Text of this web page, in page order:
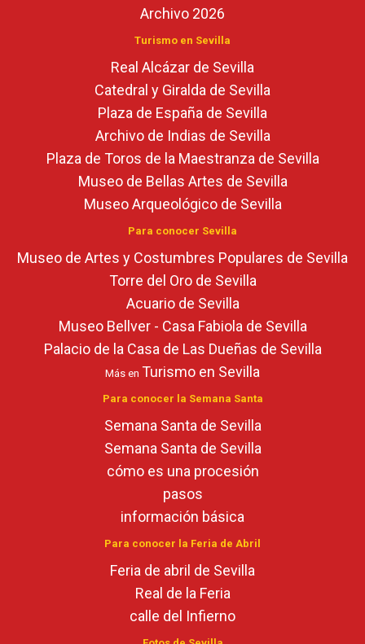
Archivo 2026
Turismo en Sevilla
Real Alcázar de Sevilla
Catedral y Giralda de Sevilla
Plaza de España de Sevilla
Archivo de Indias de Sevilla
Plaza de Toros de la Maestranza de Sevilla
Museo de Bellas Artes de Sevilla
Museo Arqueológico de Sevilla
Para conocer Sevilla
Museo de Artes y Costumbres Populares de Sevilla
Torre del Oro de Sevilla
Acuario de Sevilla
Museo Bellver - Casa Fabiola de Sevilla
Palacio de la Casa de Las Dueñas de Sevilla
Más en Turismo en Sevilla
Para conocer la Semana Santa
Semana Santa de Sevilla
Semana Santa de Sevilla
cómo es una procesión
pasos
información básica
Para conocer la Feria de Abril
Feria de abril de Sevilla
Real de la Feria
calle del Infierno